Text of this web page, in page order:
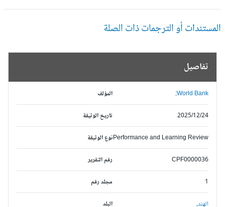
أو الترجمات ذات الصلة
تفاصيل
المؤلف World Bank;
تاريخ الوثيقة 2025/12/24
نوع الوثيقةPerformance and Learning Review
رقم التقرير CPF0000036
مجلد رقم
البلد الهند,